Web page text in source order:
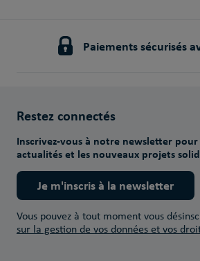
Paiements sécurisés
Restez connectés
Inscrivez-vous à notre newsletter
actualités et les nouveaux projets
Je m'inscris à la newsletter
Vous pouvez à tout moment vous
sur la gestion de vos données et vos